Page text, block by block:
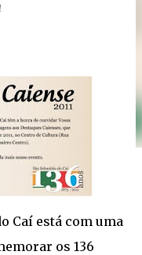
Caí está com uma
os 136